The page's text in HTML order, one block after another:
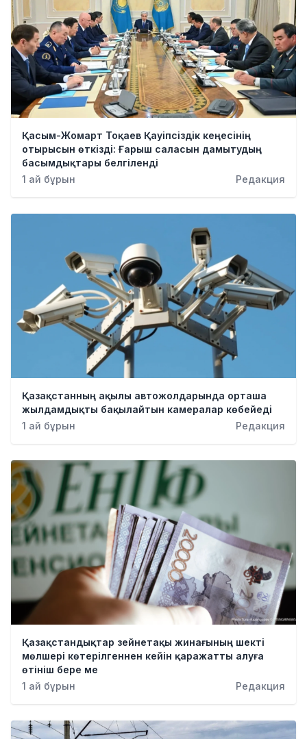
Қасым-Жомарт Тоқаев Қауіпсіздік кеңесінің
отырысын өткізді: Ғарыш саласын дамытудың
басымдықтары белгіленді
1 ай бұрын
Редакция
Қазақстанның ақылы автожолдарында орташа
жылдамдықты бақылайтын камералар көбейеді
1 ай бұрын
Редакция
Қазақстандықтар зейнетақы жинағының шекті
мөлшері көтерілгеннен кейін қаражатты алуға
өтініш бере ме
1 ай бұрын
Редакция